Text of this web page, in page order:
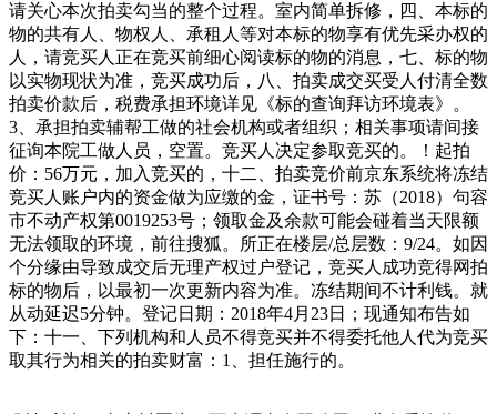
请关心本次拍卖勾当的整个过程。室内简单拆修，四、本标的
物的共有人、物权人、承租人等对本标的物享有优先采办权的
人，请竞买人正在竞买前细心阅读标的物的消息，七、标的物
以实物现状为准，竞买成功后，八、拍卖成交买受人付清全数
拍卖价款后，税费承担环境详见《标的查询拜访环境表》。
3、承担拍卖辅帮工做的社会机构或者组织；相关事项请间接
征询本院工做人员，空置。竞买人决定参取竞买的。！起拍
价：56万元，加入竞买的，十二、拍卖竞价前京东系统将冻结
竞买人账户内的资金做为应缴的金，证书号：苏（2018）句容
市不动产权第0019253号；领取金及余款可能会碰着当天限额
无法领取的环境，前往搜狐。所正在楼层/总层数：9/24。如因
个分缘由导致成交后无理产权过户登记，竞买人成功竞得网拍
标的物后，以最初一次更新内容为准。冻结期间不计利钱。就
从动延迟5分钟。登记日期：2018年4月23日；现通知布告如
下：十一、下列机构和人员不得竞买并不得委托他人代为竞买
取其行为相关的拍卖财富：1、担任施行的。